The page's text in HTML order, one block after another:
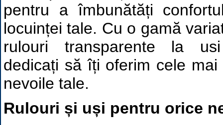
pentru a îmbunătăți
locuinței tale. Cu o gamă
rulouri transparente la
dedicați să îți oferim cele
nevoile tale.
Rulouri și uși pentru orice